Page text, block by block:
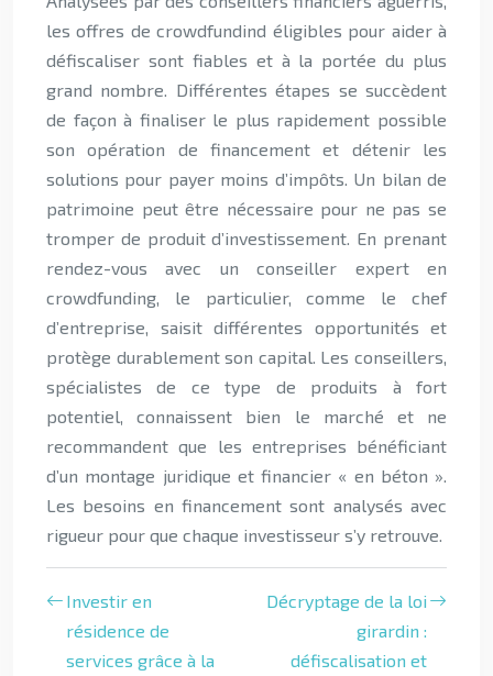
les offres de crowdfundind éligibles pour aider à
défiscaliser sont fiables et à la portée du plus
grand nombre. Différentes étapes se succèdent
de façon à finaliser le plus rapidement possible
son opération de financement et détenir les
solutions pour payer moins d’impôts. Un bilan de
patrimoine peut être nécessaire pour ne pas se
tromper de produit d’investissement. En prenant
rendez-vous avec un conseiller expert en
crowdfunding, le particulier, comme le chef
d’entreprise, saisit différentes opportunités et
protège durablement son capital. Les conseillers,
spécialistes de ce type de produits à fort
potentiel, connaissent bien le marché et ne
recommandent que les entreprises bénéficiant
d’un montage juridique et financier « en béton ».
Les besoins en financement sont analysés avec
rigueur pour que chaque investisseur s’y retrouve.
Investir en
résidence de
services grâce à la
Décryptage de la loi
girardin :
défiscalisation et